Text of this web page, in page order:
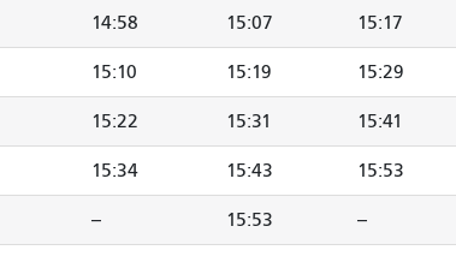
14:58 15:07 15:17
15:10 15:19 15:29
15:22 15:31 15:41
15:34 15:43 15:53
-- 15:53 --